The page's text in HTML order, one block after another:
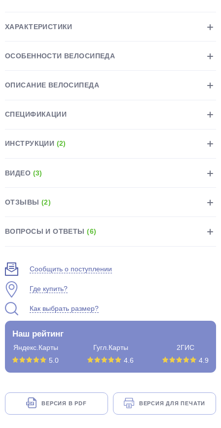
ХАРАКТЕРИСТИКИ
ОСОБЕННОСТИ ВЕЛОСИПЕДА
ОПИСАНИЕ ВЕЛОСИПЕДА
СПЕЦИФИКАЦИИ
ИНСТРУКЦИИ (2)
ВИДЕО (3)
ОТЗЫВЫ (2)
ВОПРОСЫ И ОТВЕТЫ(6)
Сообщить о поступлении
Где купить?
Как выбрать размер?
Наш рейтинг
Яндекс.Карты
5.0
Гугл.Карты
4.6
2ГИС
4.9
ВЕРСИЯ В PDF ВЕРСИЯ ДЛЯ ПЕЧАТИ